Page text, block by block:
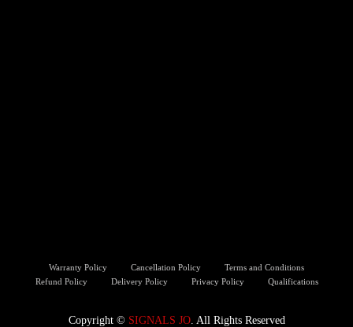
Warranty Policy Cancellation Policy
Terms and Conditions
Refund Policy
Delivery Policy Privacy Policy Qualifications
Copyright ©️ SIGNALS JO. All Rights Reserved